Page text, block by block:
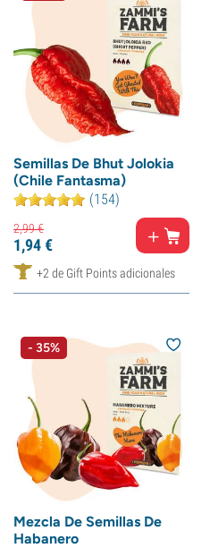
Semillas De Bhut Jolokia
(Chile Fantasma)
(154)
2,99€
1,94€
+2 de Gift Points adicionales
- 35%
Mezcla De Semillas De
Habanero